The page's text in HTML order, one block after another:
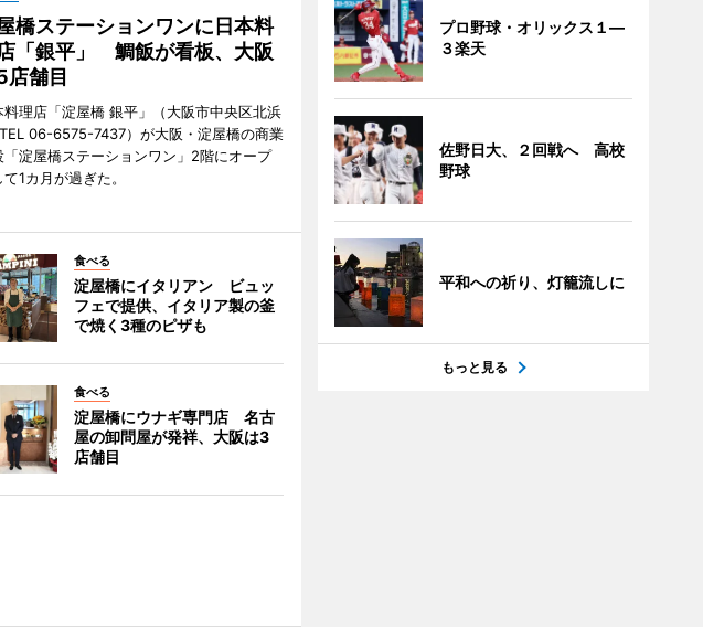
橋ステーションワンに日本料
「銀平」 鯛飯が看板、大阪
店舗目
料理店「淀屋橋 銀平」（大阪市中央区北浜
06-6575-7437）が大阪・淀屋橋の商業
「淀屋橋ステーションワン」2階にオープ
て1カ月が過ぎた。
食べる
淀屋橋にイタリアン ビュッ
フェで提供、イタリア製の釜
で焼く3種のピザも
食べる
淀屋橋にウナギ専門店 名古
屋の卸問屋が発祥、大阪は3
店舗目
プロ野球・オリックス１―
３楽天
佐野日大、２回戦へ 高校
野球
平和への祈り、灯籠流しに
もっと見る